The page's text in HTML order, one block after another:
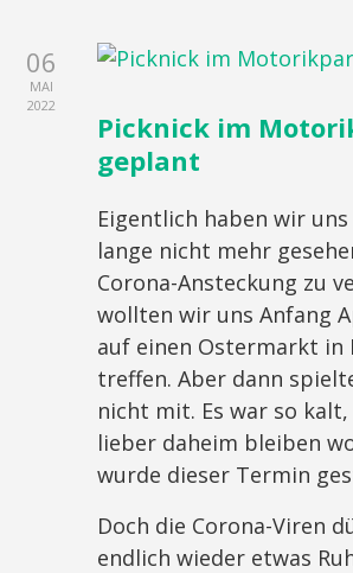
06
MAI
2022
Picknick im
geplant
Eigentlich haben wir
lange nicht mehr
Corona-Ansteckung zu
wollten wir uns Anfang
auf einen Ostermarkt in
treffen. Aber dann
nicht mit. Es war so kalt,
lieber daheim bleiben
wurde dieser Termin
Doch die Corona-Viren
endlich wieder etwas